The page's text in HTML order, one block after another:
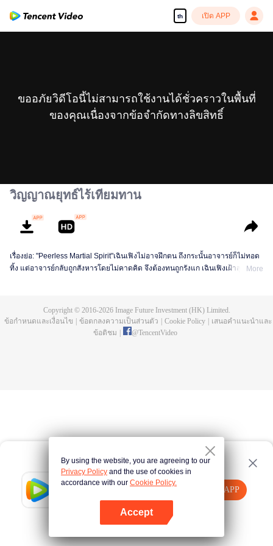
th เปิด APP
Tencent Video
เปิด APP
คลิกที่นี่ ลองใหม่อีกครั้ง
ขออภัยวิดีโอนี้ไม่สามารถใช้งานได้ชั่วคราวในพื้นที่
ของคุณเนื่องจากข้อจำกัดทางลิขสิทธิ์
วิญญาณยุทธ์ไร้เทียมทาน
เรื่องย่อ: "Peerless Martial Spirit"เฉินเฟิงไม่อาจฝึกตน ถึงกระนั้นอาจารย์ก็ไม่ทอด
ทิ้ง แต่อาจารย์กลับถูกสังหารโดยไม่คาดคิด จึงต้องทนถูกรังแก เฉินเฟิงเฝ้าสุสานอยู่
More
Copyright © 2016-2026Image Future Investment (HK) Limited.
ข้อกำหนดและเงื่อนไข
ข้อตกลงความเป็นส่วนตัว Cookie Policy
เสนอคำแนะนำและ
ข้อติชม
@TencentVideo
By using the website, you are agreeing to our
Privacy Policy and the use of cookies in
accordance with our Cookie Policy.
Accept